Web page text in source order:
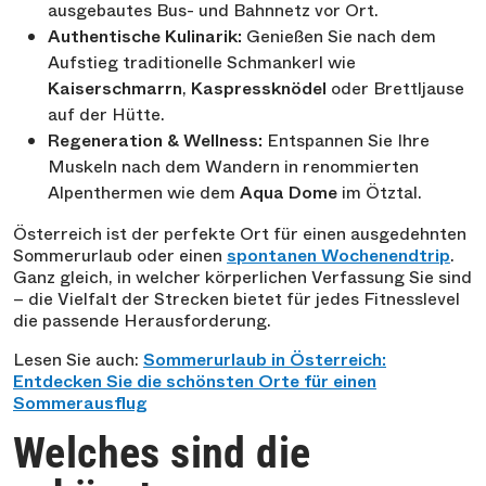
ausgebautes Bus- und Bahnnetz vor Ort.
Authentische Kulinarik: Genießen Sie nach dem
Aufstieg traditionelle Schmankerl wie
Kaiserschmarrn, Kaspressknödel oder Brettljause
auf der Hütte.
Regeneration & Wellness: Entspannen Sie Ihre
Muskeln nach dem Wandern in renommierten
Alpenthermen wie dem Aqua Dome im Ötztal.
Österreich ist der perfekte Ort für einen ausgedehnten
Sommerurlaub oder einen spontanen Wochenendtrip.
Ganz gleich, in welcher körperlichen Verfassung Sie sind
– die Vielfalt der Strecken bietet für jedes Fitnesslevel
die passende Herausforderung.
Lesen Sie auch: Sommerurlaub in Österreich:
Entdecken Sie die schönsten Orte für einen
Sommerausflug
Welches sind die